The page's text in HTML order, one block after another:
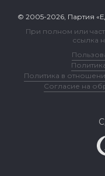
© 2005-2026, Партия
При полном или
ссылка
Политика в
Согласие на